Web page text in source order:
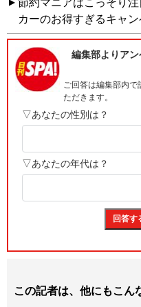
カーのお得すぎるキャン
この記者は、他にもこん